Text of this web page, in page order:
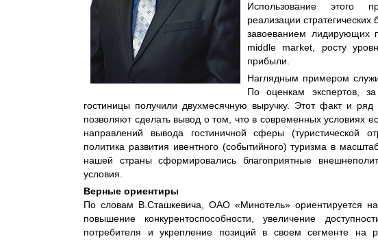
Использование этого
реализации
завоеванием лидирующих
middle market, росту
прибыли.
Наглядным примером
По оценкам экспертов,
гостиницы получили двухмесячную выручку. Этот факт и
позволяют сделать вывод о том, что в современных условиях
направлений вывода гостиничной сферы (туристической
политика развития ивентного (событийного) туризма в
нашей страны сформировались благоприятные
условия.
Верные ориентиры
По словам В.Сташкевича, ОАО «Минотель» ориентируется на
повышение конкурентоспособности, увеличение
потребителя и укрепление позиций в своем сегменте на